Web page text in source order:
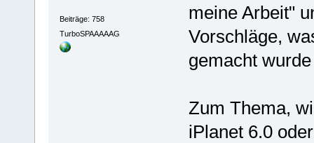
Beiträge: 758
TurboSPAAAAAG
meine Arbeit"
Vorschläge,
gemacht
Zum Thema,
iPlanet 6.0